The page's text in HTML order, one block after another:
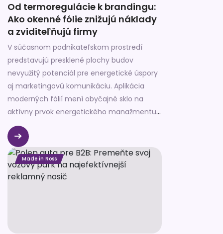
Od termoregulácie k brandingu:
Ako okenné fólie znižujú náklady
a zviditeľňujú firmy
V súčasnom podnikateľskom prostredí
predstavujú presklené plochy budov
nevyužitý potenciál pre energetické úspory
aj marketingovú komunikáciu. Aplikácia
moderných fólií mení obyčajné sklo na
aktívny prvok energetického manažmentu,
ktorý dramaticky znižuje prevádzkové
náklady firiem. Technologické funkcie
tepelnej ochrany spájame s kreatívnym
brandingom, vďaka čomu pre každú
prevádzku vytvárame skutočne
Made in Ross